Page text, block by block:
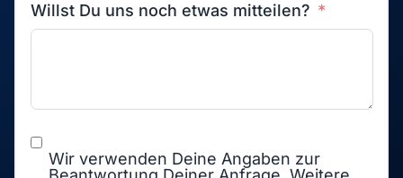
Willst Du uns noch etwas mitteilen?
Wir verwenden Deine Angaben zur